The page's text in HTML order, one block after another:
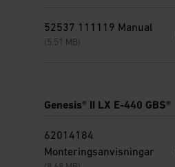
52537 111119 Manual
(5.51 MB)
Genesis® II LX E-440 GBS®
62014184
Monteringsanvisningar